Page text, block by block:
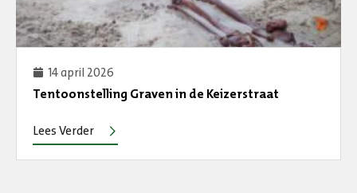
14 april 2026
Tentoonstelling Graven in de Keizerstraat
Lees Verder